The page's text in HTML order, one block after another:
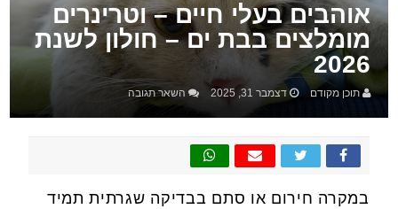
אוהבים בעלי חיים – וטרינרים
מומלצים בבת ים – חולון לשנת
2026
תוכן מקודם דצמבר 31, 2025 השאר תגובה
במקרה חירום או סתם בבדיקה שגרתית תמיד